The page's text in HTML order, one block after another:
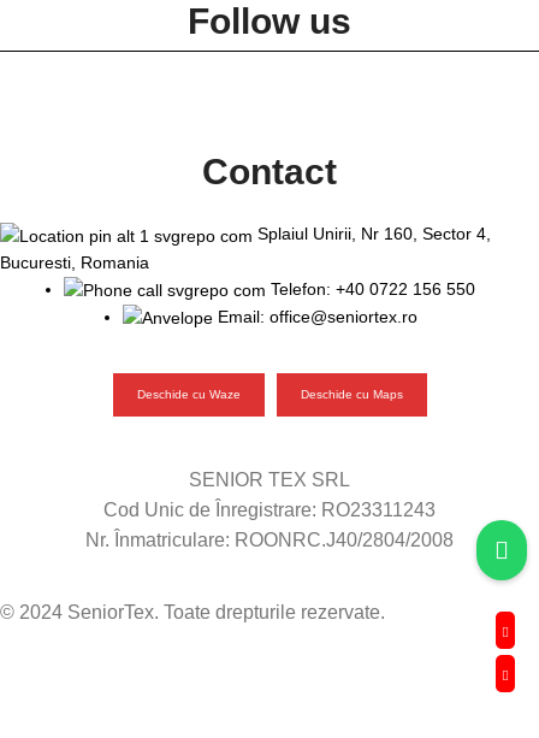
Follow us
Contact
Splaiul Unirii, Nr 160, Sector 4,
Bucuresti, Romania
Telefon: +40 0722 156 550
Email: office@seniortex.ro
Deschide cu Waze Deschide cu Maps
SENIOR TEX SRL
Cod Unic de Înregistrare: RO23311243
Nr. Înmatriculare: ROONRC.J40/2804/2008
© 2024 SeniorTex. Toate drepturile rezervate.